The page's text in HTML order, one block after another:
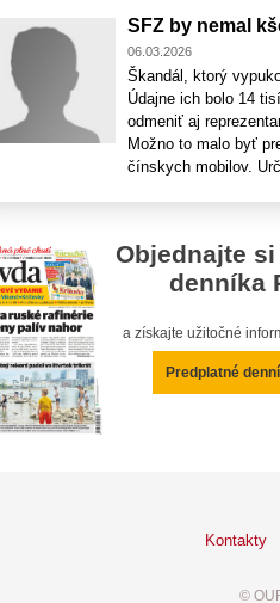
SFZ by nemal
06.03.2026
Škandál, ktorý
Údajne ich bolo 14
odmeniť aj
Možno to malo byť
čínskych mobilov.
Objednajte
denníka
a získajte užitočné
Predplatné
Kontakty
©